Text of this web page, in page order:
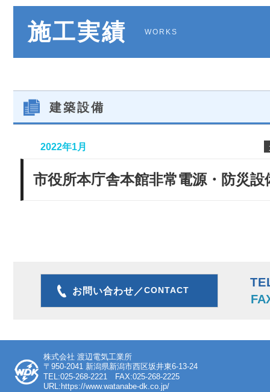
施工実績 WORKS
建築設備
2022年1月
市役所本庁舎本館非常電源・防災
お問い合わせ／CONTACT
株式会社 渡辺電気工業所
〒950-2041 新潟県新潟市西区坂井東6-13-24
TEL:025-268-2221 FAX:025-268-2225
URL:https://www.watanabe-dk.co.jp/